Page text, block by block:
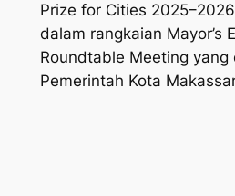
Prize for Cities
dalam rangkaian Mayor’s
Roundtable Meeting yang
Pemerintah Kota